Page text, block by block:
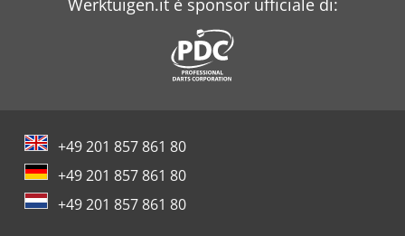
Werktuigen.it è sponsor ufficiale di:
+49 201 857 861 80
+49 201 857 861 80
+49 201 857 861 80